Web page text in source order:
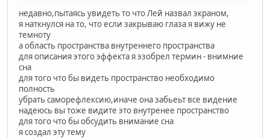
недавно,пытаясь увидеть то что Лей назвал экраном,
я наткнулся на то, что если закрываю глаза я вижу не
темноту
а область пространства внутреннего пространства
для описания этого эффекта я эзобрел термин - внимние
сна
для того что бы видеть пространство необходимо
полность
убрать саморефлексию,иначе она забьеьт все видение
надеюсь вы тоже видите это внутренее пространство
для того что бы обсудить внимание сна
я создал эту тему